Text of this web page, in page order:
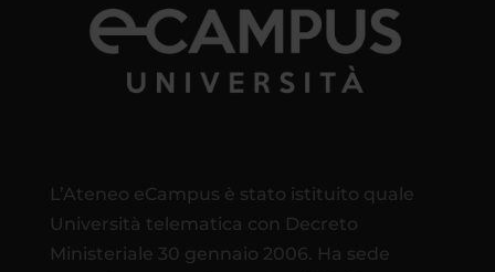
L’Ateneo eCampus è stato istituito quale
Università telematica con Decreto
Ministeriale 30 gennaio 2006. Ha sede